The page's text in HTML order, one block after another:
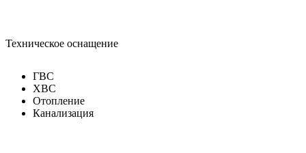
Техническое оснащение
ГВС
ХВС
Отопление
Канализация